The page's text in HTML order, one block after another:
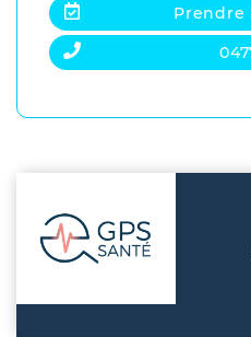
Prendre